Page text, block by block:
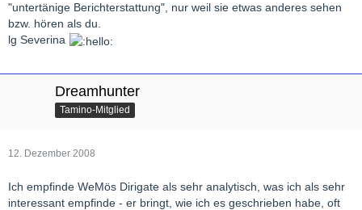
"untertänige Berichterstattung", nur weil sie etwas anderes sehen
bzw. hören als du.
lg Severina
Dreamhunter
Tamino-Mitglied
12. Dezember 2008
Ich empfinde WeMös Dirigate als sehr analytisch, was ich als sehr
interessant empfinde - er bringt, wie ich es geschrieben habe, oft